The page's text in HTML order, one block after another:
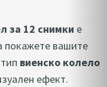
за 12 снимки е
покажете вашите
виенско колело
ефект.